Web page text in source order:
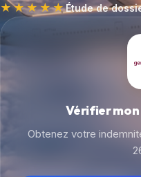
★★★★★Étude de
Vérifier
Obtenez votre